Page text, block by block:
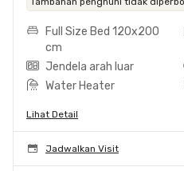
Full Size Bed 120x200
cm
Jendela arah luar
Water Heater
Lihat Detail
Jadwalkan Visit